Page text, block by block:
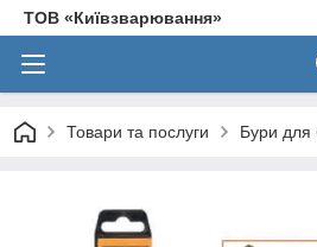
ТОВ «Київзварювання»
Товари та послуги Бури для